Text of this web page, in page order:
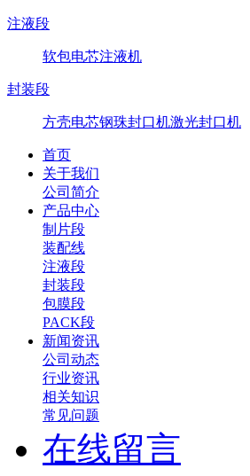
注液段
软包电芯注液机
封装段
方壳电芯钢珠封口机激光封口机
首页
关于我们
公司简介
产品中心
制片段
装配线
注液段
封装段
包膜段
PACK段
新闻资讯
公司动态
行业资讯
相关知识
常见问题
在线留言